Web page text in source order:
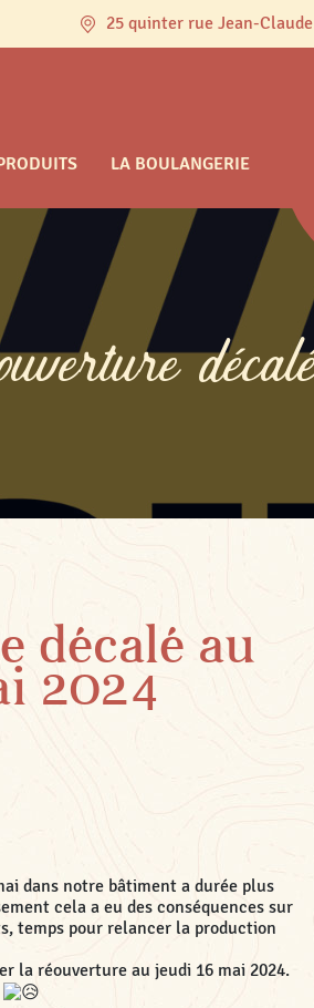
25 quinter rue Jean-
LA BOULANGERIE
décalé au
2024
dans notre bâtiment a durée plus
cela a eu des conséquences sur
temps pour relancer la production
la réouverture au jeudi 16 mai 2024.